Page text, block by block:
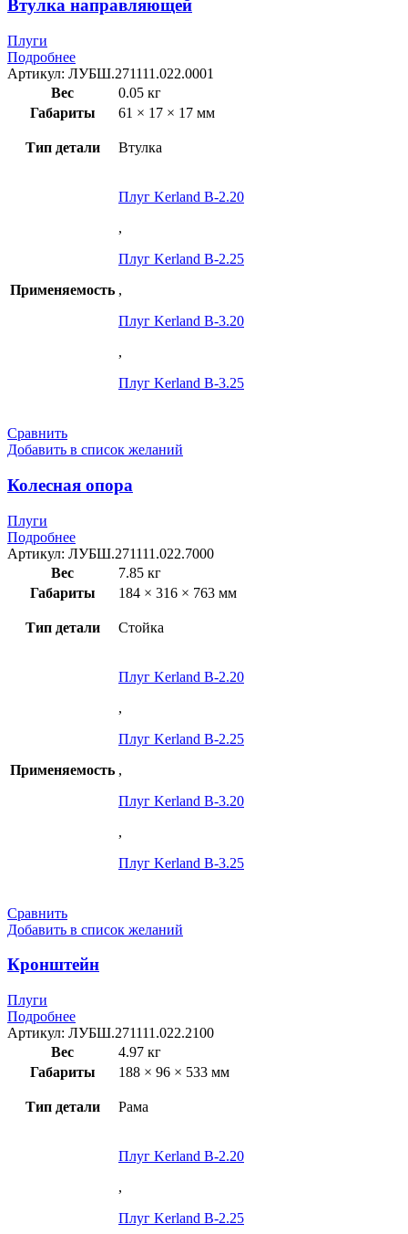
Втулка направляющей
Плуги
Подробнее
Артикул: ЛУБШ.271111.022.0001
Вес
0.05 кг
Габариты
61 × 17 × 17 мм
Тип детали Втулка
Применяемость
Плуг Kerland B-2.20
,
Плуг Kerland B-2.25
,
Плуг Kerland B-3.20
,
Плуг Kerland B-3.25
Сравнить
Добавить в список желаний
Колесная опора
Плуги
Подробнее
Артикул: ЛУБШ.271111.022.7000
Вес
7.85 кг
Габариты
184 × 316 × 763 мм
Тип детали Стойка
Применяемость
Плуг Kerland B-2.20
,
Плуг Kerland B-2.25
,
Плуг Kerland B-3.20
,
Плуг Kerland B-3.25
Сравнить
Добавить в список желаний
Кронштейн
Плуги
Подробнее
Артикул: ЛУБШ.271111.022.2100
Вес
4.97 кг
Габариты
188 × 96 × 533 мм
Тип детали Рама
Плуг Kerland B-2.20
,
Плуг Kerland B-2.25